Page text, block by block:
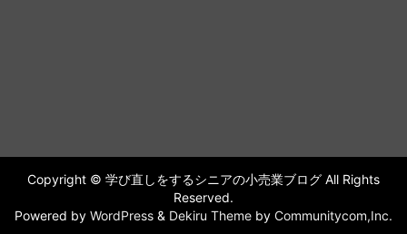
Copyright © 学び直しをするシニアの小売業ブログ All Rights
Reserved.
Powered by WordPress & Dekiru Theme by Communitycom,Inc.